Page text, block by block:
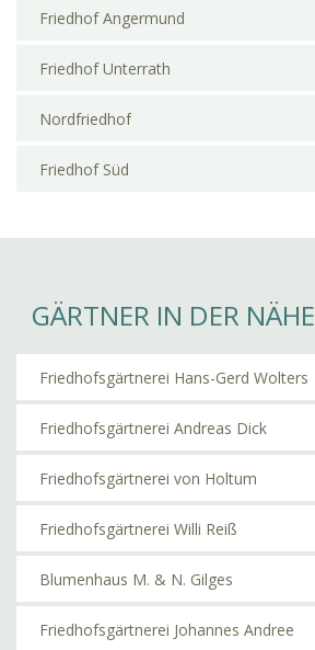
Friedhof Angermund
Friedhof Unterrath
Nordfriedhof
Friedhof Süd
GÄRTNER IN DER NÄHE
Friedhofsgärtnerei Hans-Gerd Wolters
Friedhofsgärtnerei Andreas Dick
Friedhofsgärtnerei von Holtum
Friedhofsgärtnerei Willi Reiß
Blumenhaus M. & N. Gilges
Friedhofsgärtnerei Johannes Andree